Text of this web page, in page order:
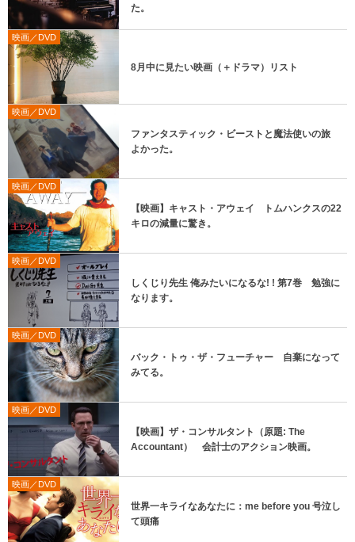
た。
映画／DVD
8月中に見たい映画（＋ドラマ）リスト
映画／DVD
ファンタスティック・ビーストと魔法使いの旅
よかった。
映画／DVD
【映画】キャスト・アウェイ トムハンクスの22
キロの減量に驚き。
映画／DVD
しくじり先生 俺みたいになるな! ! 第7巻 勉強に
なります。
映画／DVD
バック・トゥ・ザ・フューチャー 自棄になって
みてる。
映画／DVD
【映画】ザ・コンサルタント（原題: The
Accountant） 会計士のアクション映画。
映画／DVD
世界一キライなあなたに：me before you 号泣し
て頭痛